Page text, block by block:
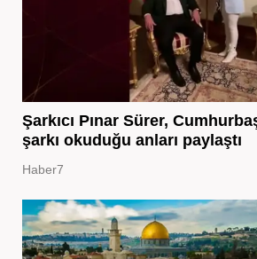
Şarkıcı Pınar Sürer,
şarkı okuduğu anları paylaştı
Haber7